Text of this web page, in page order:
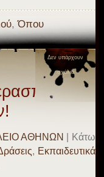
,Όπου
Δεν υπάρχουν
σχόλια
ΑΘΗΝΩΝ
| Κάτω
, Εκπαιδευτικά